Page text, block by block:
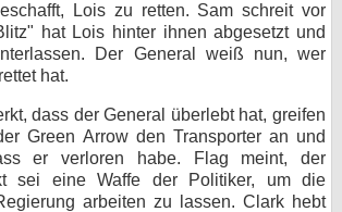
Lois zu retten. Sam schreit vor
hat Lois hinter ihnen abgesetzt und
Der General weiß nun, wer
hat.
dass der General überlebt hat, greifen
Green Arrow den Transporter an und
er verloren habe. Flag meint, der
sei eine Waffe der Politiker, um die
arbeiten zu lassen. Clark hebt